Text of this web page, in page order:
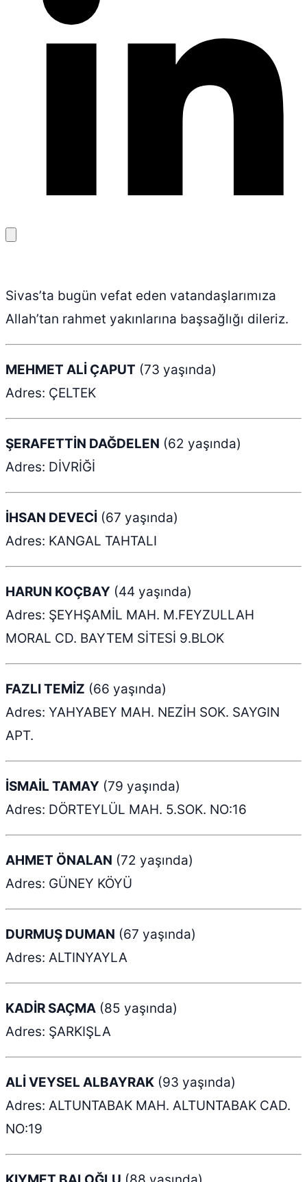
kopyala
Sivas’ta bugün vefat eden vatandaşlarımıza
Allah’tan rahmet yakınlarına başsağlığı dileriz.
MEHMET ALİ ÇAPUT (73 yaşında)
Adres: ÇELTEK
ŞERAFETTİN DAĞDELEN (62 yaşında)
Adres: DİVRİĞİ
İHSAN DEVECİ (67 yaşında)
Adres: KANGAL TAHTALI
HARUN KOÇBAY (44 yaşında)
Adres: ŞEYHŞAMİL MAH. M.FEYZULLAH
MORAL CD. BAYTEM SİTESİ 9.BLOK
FAZLI TEMİZ (66 yaşında)
Adres: YAHYABEY MAH. NEZİH SOK. SAYGIN
APT.
İSMAİL TAMAY (79 yaşında)
Adres: DÖRTEYLÜL MAH. 5.SOK. NO:16
AHMET ÖNALAN (72 yaşında)
Adres: GÜNEY KÖYÜ
DURMUŞ DUMAN (67 yaşında)
Adres: ALTINYAYLA
KADİR SAÇMA (85 yaşında)
Adres: ŞARKIŞLA
ALİ VEYSEL ALBAYRAK (93 yaşında)
Adres: ALTUNTABAK MAH. ALTUNTABAK CAD.
NO:19